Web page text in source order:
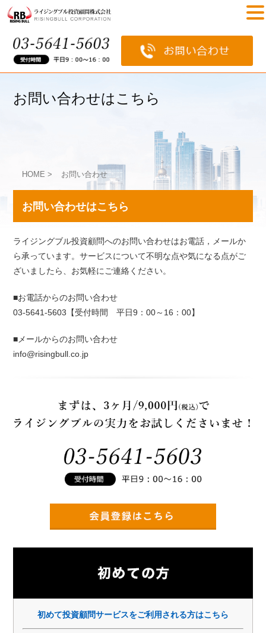
お問い合わせはこちら
HOME > お問い合わせ
お問い合わせはこちら
ライジングブル投資顧問へのお問い合わせはお電話，メールか
ら承っています。サービスについて不明な点や気になる点がご
ざいましたら、お気軽にご連絡ください。
■お電話からのお問い合わせ
03-5641-5603【受付時間 平日9：00～16：00】
■メールからのお問い合わせ
info@risingbull.co.jp
初めて投資顧問サービスをご利用される方はこちら